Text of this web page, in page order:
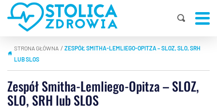
STRONA GŁÓWNA | ZESPÓŁ SMITHA-LEMLIEGO-OPITZA – SLOZ, SLO, SRH
LUB SLOS
Zespół Smitha-Lemliego-Opitza – SLOZ,
SLO, SRH lub SLOS